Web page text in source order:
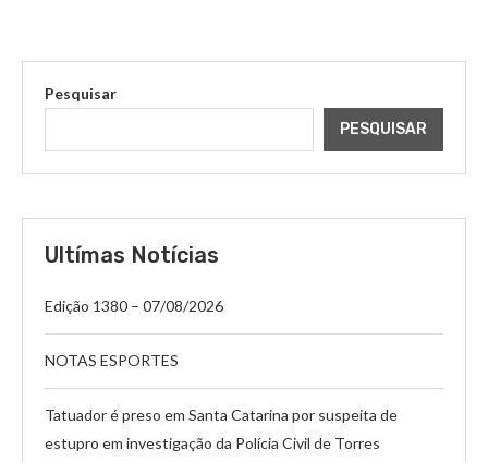
Pesquisar
PESQUISAR
Ultímas Notícias
Edição 1380 – 07/08/2026
NOTAS ESPORTES
Tatuador é preso em Santa Catarina por suspeita de
estupro em investigação da Polícia Civil de Torres